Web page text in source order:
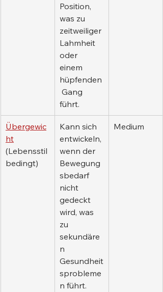
Position,
was zu
zeitweiliger
Lahmheit
oder
einem
hüpfenden
Gang
führt.
Übergewic
ht
(Lebensstil
bedingt)
Kann sich
entwickeln,
wenn der
Bewegung
sbedarf
nicht
gedeckt
wird, was
zu
sekundäre
n
Gesundheit
sprobleme
n führt.
Medium